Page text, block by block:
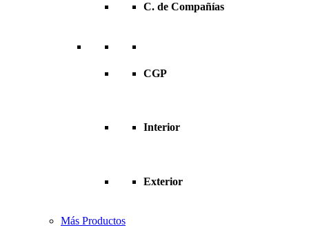
C. de Compañías
CGP
Interior
Exterior
Más Productos